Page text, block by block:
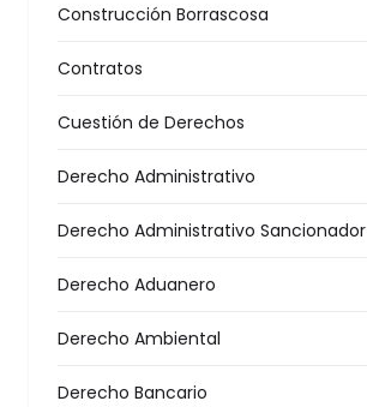
Construcción Borrascosa
Contratos
Cuestión de Derechos
Derecho Administrativo
Derecho Administrativo Sancionador
Derecho Aduanero
Derecho Ambiental
Derecho Bancario